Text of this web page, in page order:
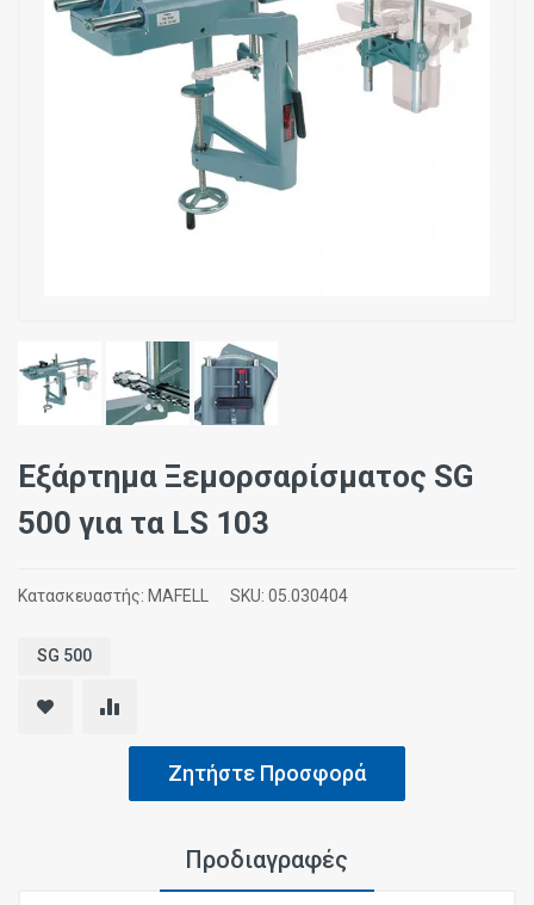
Εξάρτημα Ξεμορσαρίσματος SG
500 για τα LS 103
Κατασκευαστής: MAFELL SKU: 05.030404
SG 500
Ζητήστε Προσφορά
Προδιαγραφές